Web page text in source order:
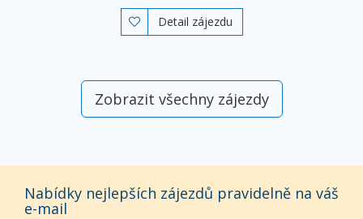
 Detail zájezdu
Zobrazit všechny zájezdy
Nabídky nejlepších zájezdů pravidelně na váš
e-mail